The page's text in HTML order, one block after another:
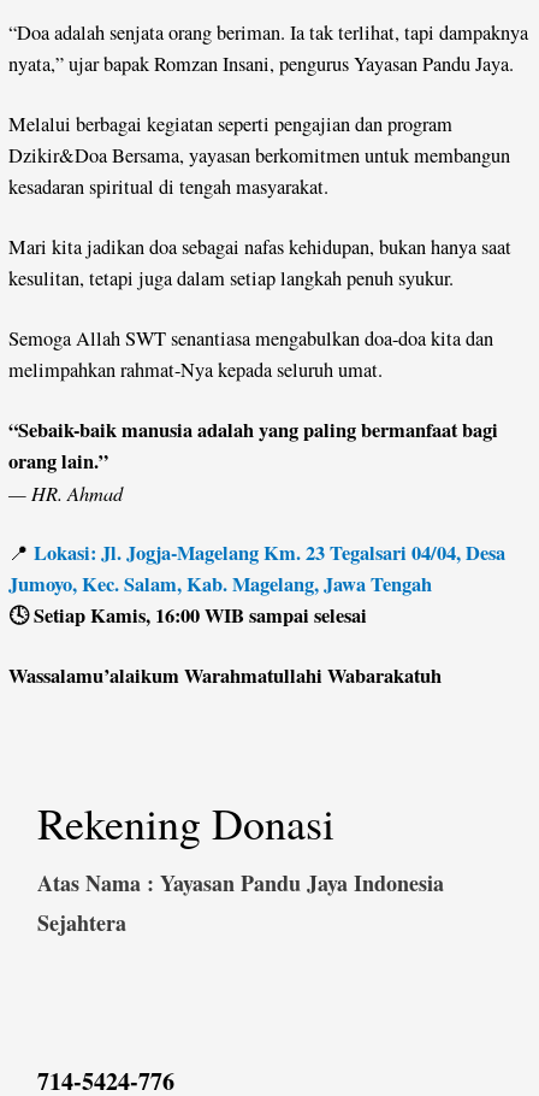
“Doa adalah senjata orang beriman. Ia tak terlihat, tapi dampaknya
nyata,” ujar bapak Romzan Insani, pengurus Yayasan Pandu Jaya.
Melalui berbagai kegiatan seperti pengajian dan program
Dzikir&Doa Bersama, yayasan berkomitmen untuk membangun
kesadaran spiritual di tengah masyarakat.
Mari kita jadikan doa sebagai nafas kehidupan, bukan hanya saat
kesulitan, tetapi juga dalam setiap langkah penuh syukur.
Semoga Allah SWT senantiasa mengabulkan doa-doa kita dan
melimpahkan rahmat-Nya kepada seluruh umat.
“Sebaik-baik manusia adalah yang paling bermanfaat bagi
orang lain.”
— HR. Ahmad
📍 Lokasi: Jl. Jogja-Magelang Km. 23 Tegalsari 04/04, Desa
Jumoyo, Kec. Salam, Kab. Magelang, Jawa Tengah
🕓 Setiap Kamis, 16:00 WIB sampai selesai
Wassalamu’alaikum Warahmatullahi Wabarakatuh
Rekening Donasi
Atas Nama : Yayasan Pandu Jaya Indonesia
Sejahtera
714-5424-776